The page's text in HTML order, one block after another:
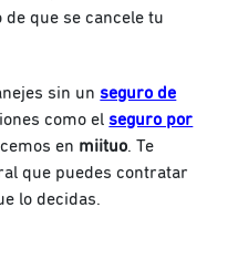
que se cancele tu
sin unseguro de
como elseguro por
en miituo. Te
que puedes contratar
lo decidas.